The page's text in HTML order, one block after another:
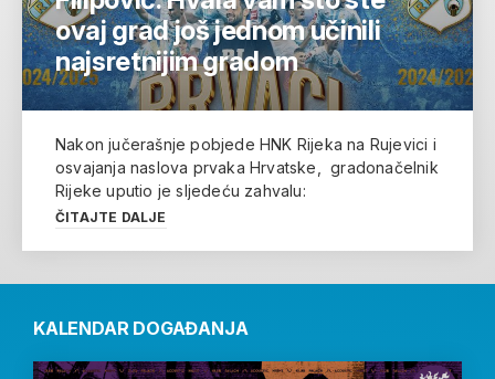
ovaj grad još jednom učinili
najsretnijim gradom
Nakon jučerašnje pobjede HNK Rijeka na Rujevici i
osvajanja naslova prvaka Hrvatske, gradonačelnik
Rijeke uputio je sljedeću zahvalu:
ČITAJTE DALJE
KALENDAR DOGAĐANJA